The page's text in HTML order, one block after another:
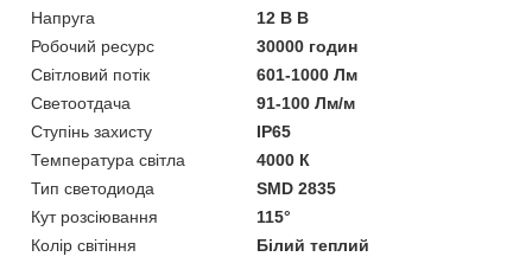
Напруга
12 В В
Робочий ресурс
30000 годин
Світловий потік
601-1000 Лм
Светоотдача
91-100 Лм/м
Ступінь захисту
IP65
Температура світла
4000 К
Тип светодиода
SMD 2835
Кут розсіювання
115°
Колір світіння
Білий теплий